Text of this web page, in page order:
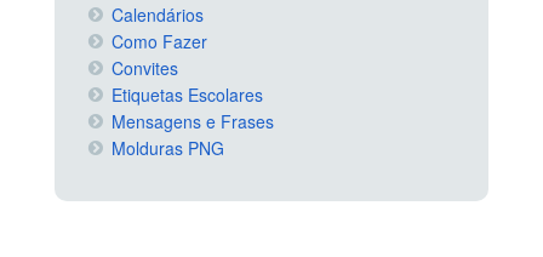
Calendários
Como Fazer
Convites
Etiquetas Escolares
Mensagens e Frases
Molduras PNG